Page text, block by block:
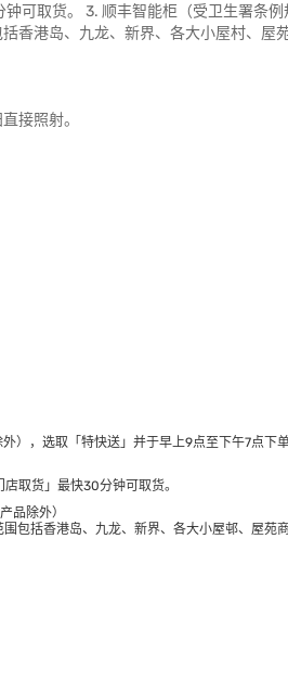
钟可取货。 3. 顺丰智能柜（受卫生署条
香港岛、九龙、新界、各大小屋村、屋苑
接照射。
），选取「特快送」并于早上9点至下午7点下
取货」最快30分钟可取货。
品除外）
包括香港岛、九龙、新界、各大小屋邨、屋苑商